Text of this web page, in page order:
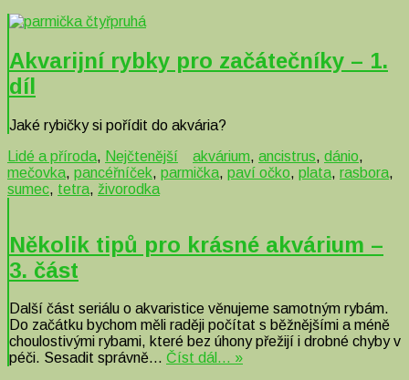
Akvarijní rybky pro začátečníky – 1.
díl
Jaké rybičky si pořídit do akvária?
Lidé a příroda, Nejčtenější akvárium, ancistrus, dánio,
mečovka, pancéřníček, parmička, paví očko, plata, rasbora,
sumec, tetra, živorodka
Několik tipů pro krásné akvárium –
3. část
Další část seriálu o akvaristice věnujeme samotným rybám.
Do začátku bychom měli raději počítat s běžnějšími a méně
choulostivými rybami, které bez úhony přežijí i drobné chyby v
péči. Sesadit správně… Číst dál… »